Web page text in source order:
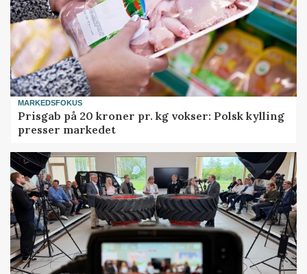
MARKEDSFOKUS
Prisgab på 20 kroner pr. kg vokser: Polsk kylling
presser markedet